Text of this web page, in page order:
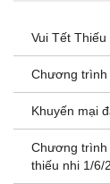
Vui Tết
Chương trình
Khuyến mại
Chương trình
thiếu nhi 1/6/